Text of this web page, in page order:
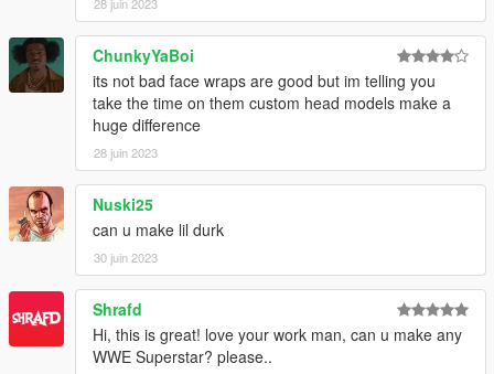
28 juin 2023
ChunkyYaBoi
its not bad face wraps are good but im telling you
take the time on them custom head models make a
huge difference
28 juin 2023
Nuski25
can u make lil durk
30 juin 2023
Shrafd
Hi, this is great! love your work man, can u make any
WWE Superstar? please..